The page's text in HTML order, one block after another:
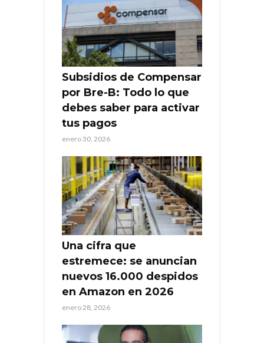
Subsidios de Compensar
por Bre-B: Todo lo que
debes saber para activar
tus pagos
enero 30, 2026
Una cifra que
estremece: se anuncian
nuevos 16.000 despidos
en Amazon en 2026
enero 28, 2026